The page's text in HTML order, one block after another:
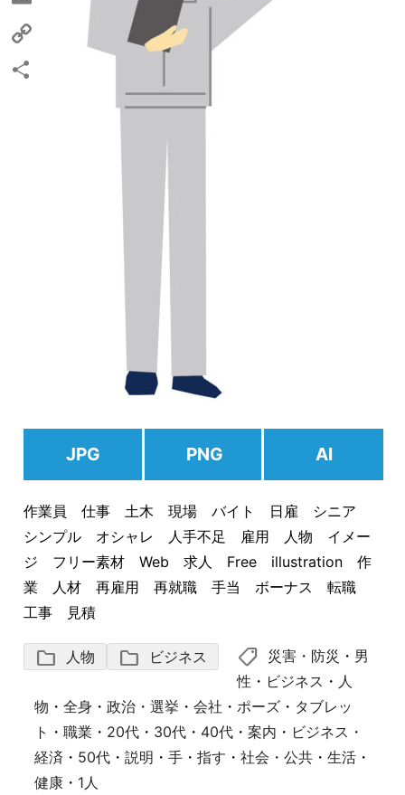
JPG PNG AI
作業員 仕事 土木 現場 バイト 日雇 シニア
シンプル オシャレ 人手不足 雇用 人物 イメー
ジ フリー素材 Web 求人 Free illustration 作
業 人材 再雇用 再就職 手当 ボーナス 転職
工事 見積
folder 人物 folder ビジネス shoppingmode 災害・防災 ・ 男
性 ・ ビジネス ・ 人
物 ・ 全身 ・ 政治・選挙 ・ 会社 ・ ポーズ・ タブレッ
ト ・ 職業 ・ 20代・ 30代・ 40代・ 案内 ・ ビジネス・
経済 ・ 50代・ 説明 ・ 手・ 指す ・ 社会・公共・ 生活・
健康・ 1人
Email
Copy